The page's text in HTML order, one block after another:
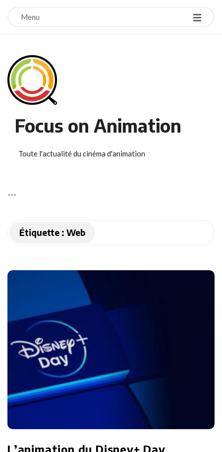
Menu
Focus on Animation
Toute l'actualité du cinéma d'animation
---
Étiquette : Web
L’animation du Disney+ Day